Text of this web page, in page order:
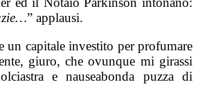
” applausi.
un capitale investito per profumare
giuro, che ovunque mi girassi
e nauseabonda puzza di